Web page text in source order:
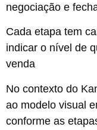
negociação e
Cada etapa tem
indicar o nível de
venda​
No contexto do
ao modelo visual
conforme as